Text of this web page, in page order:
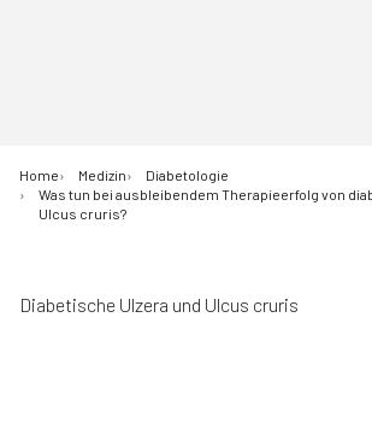
Home Medizin
Diabetologie
Was tun bei ausbleibendem Therapieerfolg von
Ulcus cruris?
Diabetische Ulzera und Ulcus cruris